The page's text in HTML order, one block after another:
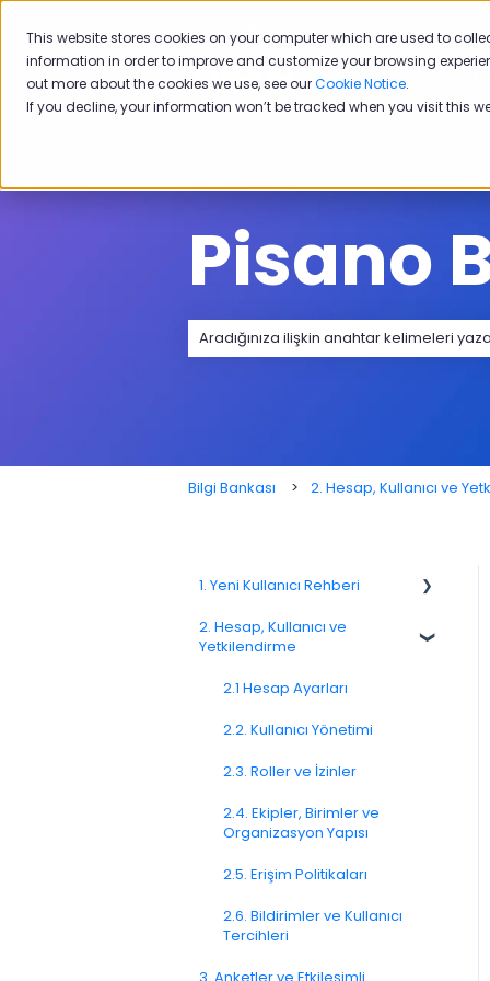
This website stores cookies on your computer which are used to
information in order to improve and customize your browsing
out more about the cookies we use, see ourCookie Notice.
If you decline, your information won’t be tracked when you visit this
Pisano
Bilgi Bankası 2. Hesap, Kullanıcı ve
1. Yeni Kullanıcı Rehberi
1.1. Platforma Genel Bakış
Alanı
2. Hesap, Kullanıcı ve
Yetkilendirme
2.1 Hesap Ayarları
2.2. Kullanıcı Yönetimi
2.3. Roller ve İzinler
2.4. Ekipler, Birimler ve
Organizasyon Yapısı
2.5. Erişim Politikaları
2.6. Bildirimler ve Kullanıcı
Tercihleri